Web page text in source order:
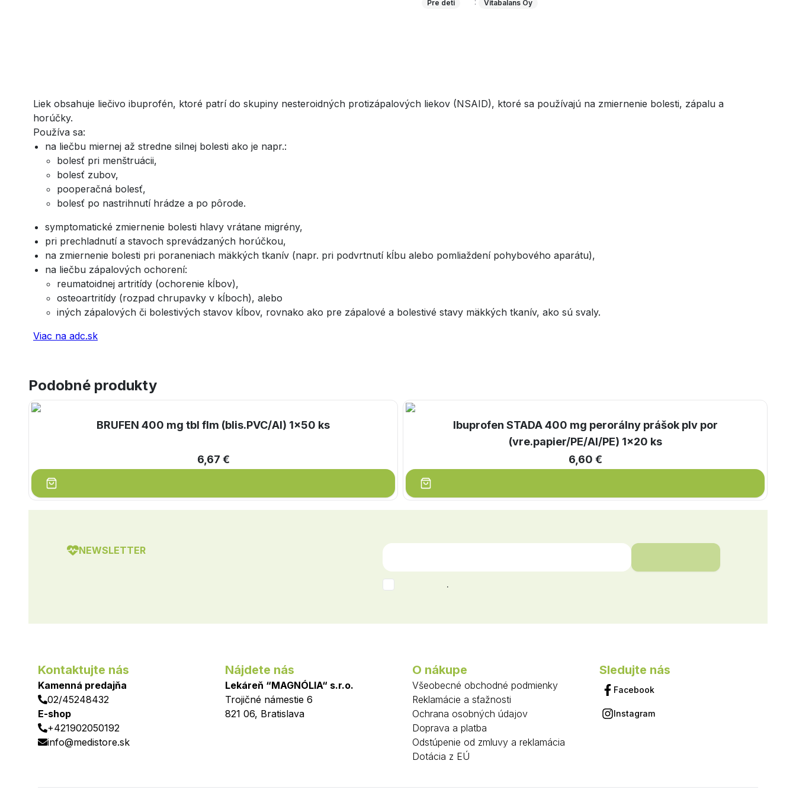
Pre deti Vitabalans Oy
Liek obsahuje liečivo ibuprofén, ktoré patrí do skupiny nesteroidných protizápalových liekov (NSAID), ktoré sa používajú na zmiernenie bolesti, zápalu a
horúčky.
Používa sa:
na liečbu miernej až stredne silnej bolesti ako je napr.:
bolesť pri menštruácii,
bolesť zubov,
pooperačná bolesť,
bolesť po nastrihnutí hrádze a po pôrode.
symptomatické zmiernenie bolesti hlavy vrátane migrény,
pri prechladnutí a stavoch sprevádzaných horúčkou,
na zmiernenie bolesti pri poraneniach mäkkých tkanív (napr. pri podvrtnutí kĺbu alebo pomliaždení pohybového aparátu),
na liečbu zápalových ochorení:
reumatoidnej artritídy (ochorenie kĺbov),
osteoartritídy (rozpad chrupavky v kĺboch), alebo
iných zápalových či bolestivých stavov kĺbov, rovnako ako pre zápalové a bolestivé stavy mäkkých tkanív, ako sú svaly.
Viac na adc.sk
Podobné produkty
BRUFEN 400 mg tbl flm (blis.PVC/Al) 1x50 ks
6,67 €
Ibuprofen STADA 400 mg perorálny prášok plv por
(vre.papier/PE/Al/PE) 1x20 ks
6,60 €
NEWSLETTER
.
Kontaktujte nás
Kamenná predajňa
02/45248432
E-shop
+421902050192
info@medistore.sk
Nájdete nás
Lekáreň “MAGNÓLIA“ s.r.o.
Trojičné námestie 6
821 06, Bratislava
O nákupe
Všeobecné obchodné podmienky
Reklamácie a sťažnosti
Ochrana osobných údajov
Doprava a platba
Odstúpenie od zmluvy a reklamácia
Dotácia z EÚ
Sledujte nás
Facebook
Instagram